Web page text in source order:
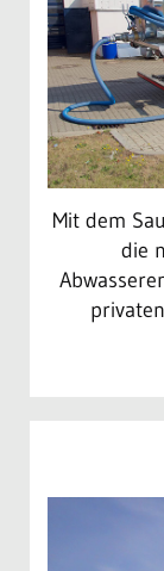
Mit dem
die